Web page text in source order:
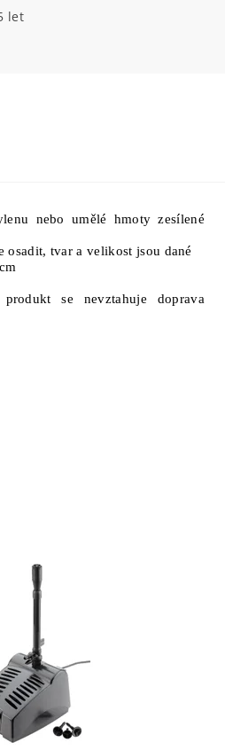
let
nebo umělé hmoty zesílené
osadit, tvar a velikost jsou dané
se nevztahuje doprava